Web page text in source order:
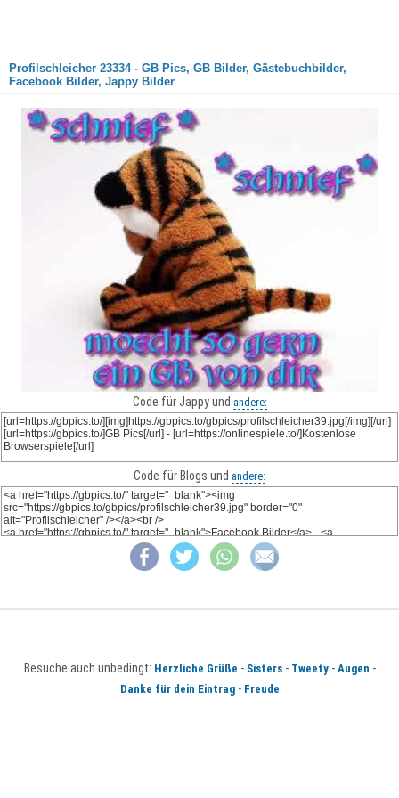
Profilschleicher 23334 - GB Pics, GB Bilder, Gästebuchbilder,
Facebook Bilder, Jappy Bilder
Code für Jappy und andere:
Code für Blogs und andere:
Besuche auch unbedingt: Herzliche Grüße - Sisters- Tweety- Augen -
Danke für dein Eintrag- Freude